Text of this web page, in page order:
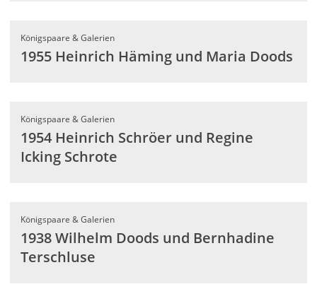
Königspaare & Galerien
1955 Heinrich Häming und Maria Doods
Königspaare & Galerien
1954 Heinrich Schröer und Regine
Icking Schrote
Königspaare & Galerien
1938 Wilhelm Doods und Bernhadine
Terschluse